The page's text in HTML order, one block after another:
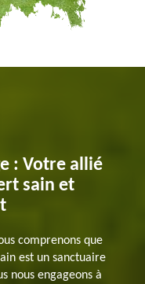
: Votre allié
sain et
comprenons que
est un sanctuaire
nous engageons à